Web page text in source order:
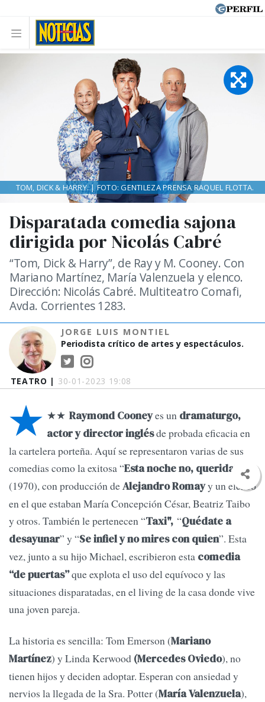
TEATRO | 30-01-2023 19:08
Disparatada comedia sajona
dirigida por Nicolás Cabré
“Tom, Dick & Harry”, de Ray y M. Cooney. Con
Mariano Martínez, María Valenzuela y elenco.
Dirección: Nicolás Cabré. Multiteatro Comafi,
Avda. Corrientes 1283.
JORGE LUIS MONTIEL
Periodista crítico de artes y espectáculos.
TOM, DICK & HARRY. | FOTO: GENTILEZA PRENSA RAQUEL FLOTTA.
★ ★★ Raymond Cooneyes un dramaturgo,
actor y director inglésde probada eficacia en
la cartelera porteña. Aquí se representaron varias de sus
comedias como la exitosa “Esta noche no, querida
(1970), con producción deAlejandro Romayy un elenco
en el que estaban María Concepción César, Beatriz Taibo
y otros. También le pertenecen “Taxi", “Quédate a
desayunar” y “Se infiel y no mires con quien”. Esta
vez, junto a su hijo Michael, escribieron esta comedia
“de puertas”que explota el uso del equívoco y las
situaciones disparatadas, en el living de la casa donde vive
una joven pareja.
La historia es sencilla: Tom Emerson (Mariano
Martínez) y Linda Kerwood (Mercedes Oviedo), no
tienen hijos y deciden adoptar. Esperan con ansiedad y
nervios la llegada de la Sra. Potter (María Valenzuela),